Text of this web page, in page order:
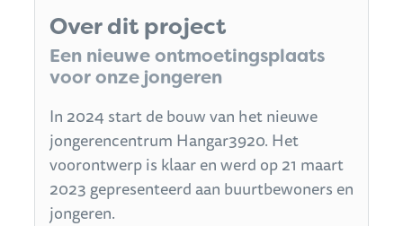
Over dit project
Een nieuwe ontmoetingsplaats
voor onze jongeren
In 2024 start de bouw van het nieuwe
jongerencentrum Hangar3920. Het
voorontwerp is klaar en werd op 21 maart
2023 gepresenteerd aan buurtbewoners en
jongeren.